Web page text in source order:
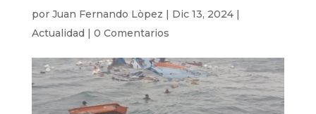
por Juan Fernando Lòpez | Dic 13, 2024|
Actualidad | 0 Comentarios